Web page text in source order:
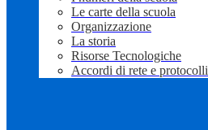
Le carte della scuola
Organizzazione
La storia
Risorse Tecnologiche
Accordi di rete e protocolli